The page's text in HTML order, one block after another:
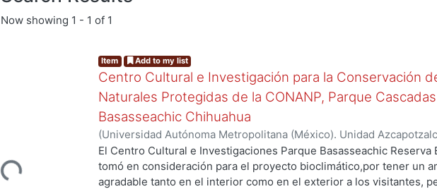
Now showing 1 - 1 of 1
Loading...
Item Add to my list
Centro Cultural e Investigación para la Conservación
Naturales Protegidas de la CONANP, Parque
Basasseachic Chihuahua
(Universidad Autónoma Metropolitana (México). Unidad
de Servicios de Información.,2009-12)Soto Álvarez, Yrelli
El Centro Cultural e Investigaciones Parque Basasseachic Reserva
tomó en consideración para el proyecto bioclimático,por tener un
agradable tanto en el interior como en el exterior a los visitantes,